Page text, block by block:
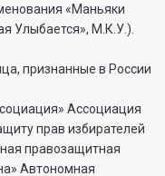
«Маньяки
Улыбается», М.К.У.).
признанные в России
независимых социологических исследований» Автономная некоммерческая организация «Центр информации «ФРИИНФОРМ» Региональная общественная организация содействия охране репродуктивного здоровья граждан «Народонаселение и Развитие» Алтайская краевая общественная организация «Геблеровское экологическое общество» АССОЦИАЦИЯ «СОДЕЙСТВИЕ В ПРАВОВОЙ ЗАЩИТЕ НАСЕЛЕНИЯ «ПРАВОВАЯ ОСНОВА» Межрегиональная общественная организация «Северная природоохранная коалиция» КОМИ РЕГИОНАЛЬНАЯ ОБЩЕСТВЕННАЯ ОРГАНИЗАЦИЯ «КОМИССИЯ ПО ЗАЩИТЕ ПРАВ ЧЕЛОВЕКА «МЕМОРИАЛ» Алтайский краевой эколого- культурный общественный фонд «Алтай-21век» МЕЖРЕГИОНАЛЬНЫЙ ОБЩЕСТВЕННЫЙ ФОНД СОДЕЙСТВИЯ РАЗВИТИЮ ГРАЖДАНСКОГО ОБЩЕСТВА «ГОЛОС – УРАЛ» ФОНД ПОДДЕРЖКИ СРЕДСТВ МАССОВОЙ ИНФОРМАЦИИ «СРЕДА» Нижегородская областная социально- экологическая общественная организация «Зеленый мир» ФОНД «ГРАЖДАНСКОЕ ДЕЙСТВИЕ» Некоммерческое партнерство «Альянс фондов местных сообществ Пермского края» Кабардино-Балкарский республиканский общественный правозащитный центр Региональное отделение Общероссийского общественного движения «За права человека» ЧЕЧЕНСКАЯ РЕГИОНАЛЬНАЯ ОБЩЕСТВЕННАЯ ОРГАНИЗАЦИЯ «ПРАВОЗАЩИТНЫЙ ЦЕНТР ЧЕЧЕНСКОЙ РЕСПУБЛИКИ» Межрегиональный общественный экологический фонд «ИСАР-СИБИРЬ» ОБЩЕСТВЕННАЯ ОРГАНИЗАЦИЯ «ПЕРМСКИЙ РЕГИОНАЛЬНЫЙ ПРАВОЗАЩИТНЫЙ ЦЕНТР» Региональная общественная организация по улучшению качества жизни общества «Сибирская линия жизни» Фонд в поддержку демократии «ГОЛОС» Региональная общественная организация «Еврейский общинный культурный центр Рязанской области «Хесед-Тшува» Региональная общественная организация «Экологическая вахта Сахалина» Региональная общественная организация «Экологическая вахта Сахалина» Автономная некоммерческая организация «Информационно- исследовательский центр «Ясавэй Манзара» Межрегиональная общественная благотворительная организация «Общество защиты прав потребителей и охраны окружающей среды «ПРИНЦИПЪ» Автономная некоммерческая организация «Дальневосточный центр развития гражданских инициатив и социального партнерства» Союз общественных объединений «Российский исследовательский центр по правам человека» Фонд содействия развитию гражданского общества и правам человека «Женщины Дона» Красноярское региональное экологическое общественное движение «Друзья сибирских лесов» Омская городская общественная организация «Фотоклуб «Со-бытие» Региональное общественное учреждение научно-информационный центр «МЕМОРИАЛ» Иркутская региональная общественная организация «Байкальская Экологическая Волна» Некоммерческая организация «Фонд защиты гласности» Автономная некоммерческая организация «Институт прав человека» Межрегиональная общественная организация «Центр содействия коренным малочисленным народам Севера» Местная общественная благотворительная экологическая организация Зеленый Мир Автономная некоммерческая организация «Правозащитная организация «МАШР» Калининградская региональная общественная организация содействия развитию женского сообщества «Мир женщины» Региональная общественная организация «Информационно- исследовательский центр «Панорама» Забайкальское краевое общественное учреждение «Общественный экологический центр «Даурия» Городская общественная организация «Екатеринбургское общество «МЕМОРИАЛ» Межрегиональная общественная организация «Комитет по предотвращению пыток» Межрегиональная общественная организация «Бюро общественных расследований» Нижегородская региональная общественная организация «Институт прогнозирования и урегулирования политических конфликтов» Городская общественная организация «Рязанское историко- просветительское и правозащитное общество «Мемориал» (Рязанский Мемориал) Санкт-Петербургская общественная организация «Общество содействия социальной защите граждан «Петербургская ЭГИДА» Челябинский региональный орган общественной самодеятельности